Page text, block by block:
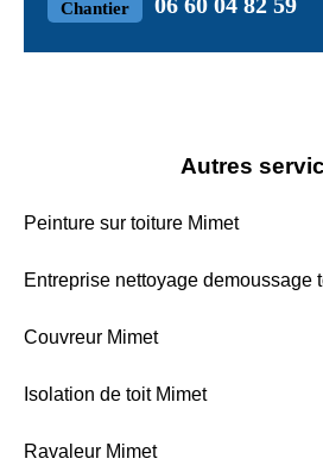
Chantier
Autres
Peinture sur toiture Mimet
Entreprise nettoyage demoussage
Couvreur Mimet
Isolation de toit Mimet
Ravaleur Mimet